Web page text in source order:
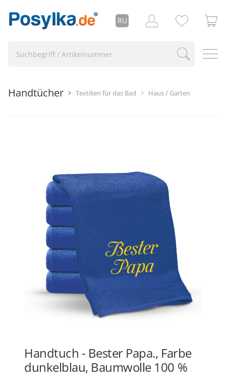
RU
Haus / Garten
Textilien für das Bad
Handtücher
Handtuch - Bester Papa., Farbe
dunkelblau, Baumwolle 100 %